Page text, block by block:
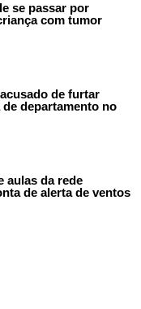
se passar por
com tumor
de furtar
departamento no
aulas da rede
de alerta de ventos